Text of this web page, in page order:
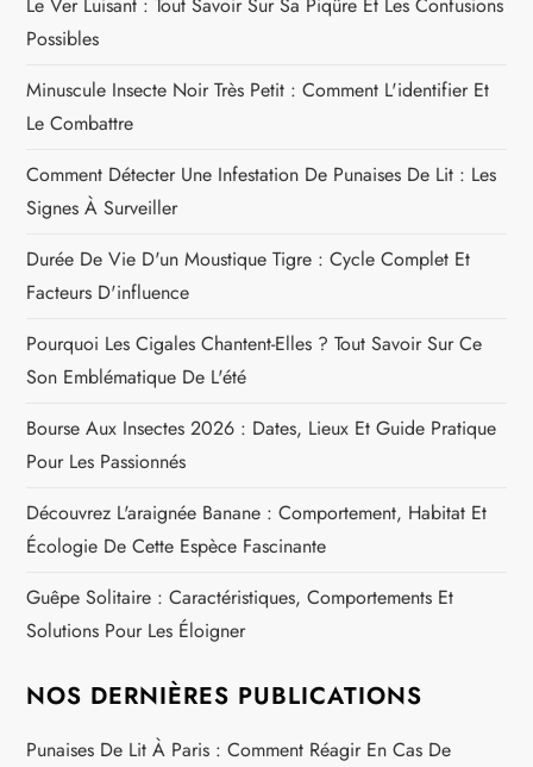
o
n
d
e
l
’
a
r
t
i
c
l
e
Le Ver Luisant : Tout Savoir Sur Sa Piqûre Et Les Confusions
Possibles
Minuscule Insecte Noir Très Petit : Comment L'identifier Et
Le Combattre
Comment Détecter Une Infestation De Punaises De Lit : Les
Signes À Surveiller
Durée De Vie D'un Moustique Tigre : Cycle Complet Et
Facteurs D'influence
Pourquoi Les Cigales Chantent-Elles ? Tout Savoir Sur Ce
Son Emblématique De L'été
Bourse Aux Insectes 2026 : Dates, Lieux Et Guide Pratique
Pour Les Passionnés
Découvrez L'araignée Banane : Comportement, Habitat Et
Écologie De Cette Espèce Fascinante
Guêpe Solitaire : Caractéristiques, Comportements Et
Solutions Pour Les Éloigner
NOS DERNIÈRES PUBLICATIONS
Punaises De Lit À Paris : Comment Réagir En Cas De